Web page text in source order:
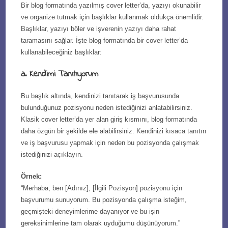
Bir blog formatında yazılmış cover letter’da, yazıyı okunabilir
ve organize tutmak için başlıklar kullanmak oldukça önemlidir.
Başlıklar, yazıyı böler ve işverenin yazıyı daha rahat
taramasını sağlar. İşte blog formatında bir cover letter’da
kullanabileceğiniz başlıklar:
a. Kendimi Tanıtıyorum
Bu başlık altında, kendinizi tanıtarak iş başvurusunda
bulunduğunuz pozisyonu neden istediğinizi anlatabilirsiniz.
Klasik cover letter’da yer alan giriş kısmını, blog formatında
daha özgün bir şekilde ele alabilirsiniz. Kendinizi kısaca tanıtın
ve iş başvurusu yapmak için neden bu pozisyonda çalışmak
istediğinizi açıklayın.
Örnek:
“Merhaba, ben [Adınız], [İlgili Pozisyon] pozisyonu için
başvurumu sunuyorum. Bu pozisyonda çalışma isteğim,
geçmişteki deneyimlerime dayanıyor ve bu işin
gereksinimlerine tam olarak uyduğumu düşünüyorum.”